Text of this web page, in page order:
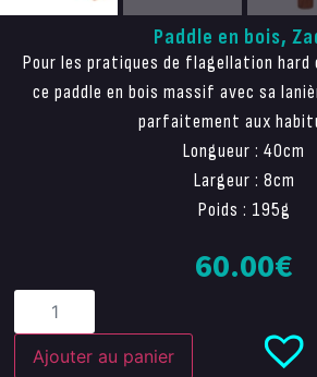
Paddle en bois,
Pour les pratiques de flagellation hard
ce paddle en bois massif avec sa
parfaitement aux
Longueur : 40cm
Largeur : 8cm
Poids : 195g
60.00€
Ajouter au panier